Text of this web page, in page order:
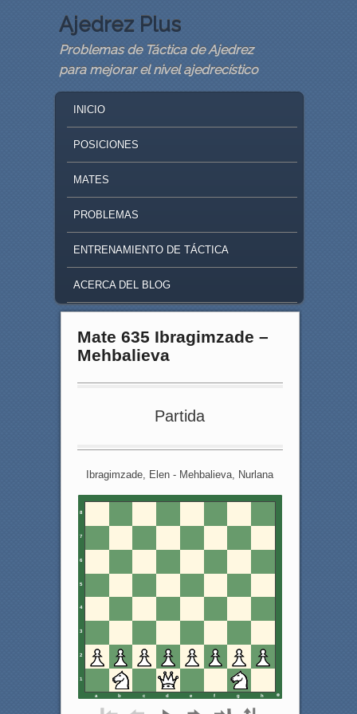
Ajedrez Plus
Problemas de Táctica de Ajedrez
para mejorar el nivel ajedrecístico
SKIP TO PRIMARY CONTENT
SKIP TO SECONDARY CONTENT
INICIO
POSICIONES
MATES
PROBLEMAS
ENTRENAMIENTO DE TÁCTICA
ACERCA DEL BLOG
Mate 635 Ibragimzade –
Mehbalieva
Partida
Ibragimzade, Elen - Mehbalieva, Nurlana
8
7
6
5
4
3
2
1
a b c d e f g h